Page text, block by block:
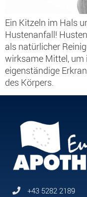
Ein Kitzeln im Hals
Hustenanfall!
als natürlicher
wirksame Mittel, um
eigenständige
des Körpers.
+43 5282 2189